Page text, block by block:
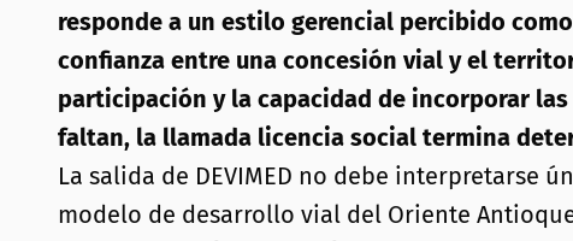
responde a un estilo gerencial percibido
confianza entre una concesión vial y el
participación y la capacidad de incorporar
faltan, la llamada licencia social termina
La salida de DEVIMED no debe interpretarse
modelo de desarrollo vial del Oriente